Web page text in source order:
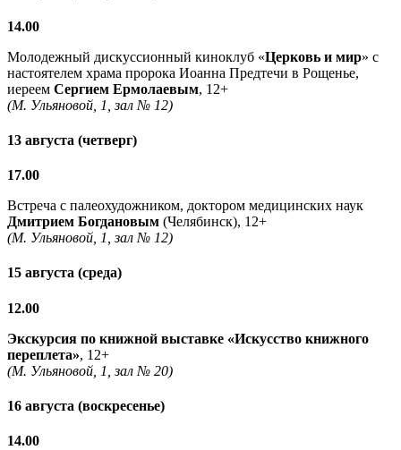
14.00
Молодежный дискуссионный киноклуб «Церковь и мир» с
настоятелем храма пророка Иоанна Предтечи в Рощенье,
иереем Сергием Ермолаевым, 12+
(М. Ульяновой, 1, зал № 12)
13 августа (четверг)
17.00
Встреча с палеохудожником, доктором медицинских наук
Дмитрием Богдановым (Челябинск), 12+
(М. Ульяновой, 1, зал № 12)
15 августа (среда)
12.00
Экскурсия по книжной выставке «Искусство книжного
переплета», 12+
(М. Ульяновой, 1, зал № 20)
16 августа (воскресенье)
14.00